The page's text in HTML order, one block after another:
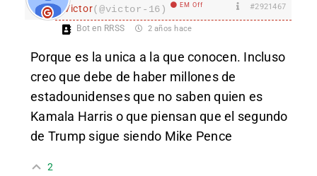
Victor(@victor-16) EM Off #2921467
Bot en RRSS 2 años hace
Porque es la unica a la que conocen. Incluso
creo que debe de haber millones de
estadounidenses que no saben quien es
Kamala Harris o que piensan que el segundo
de Trump sigue siendo Mike Pence
2